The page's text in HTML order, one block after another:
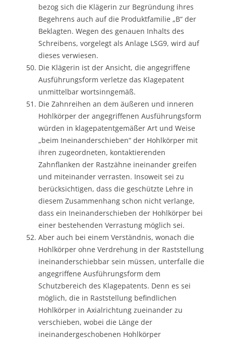
bezog sich die Klägerin zur Begründung ihres
Begehrens auch auf die Produktfamilie „B“ der
Beklagten. Wegen des genauen Inhalts des
Schreibens, vorgelegt als Anlage LSG9, wird auf
dieses verwiesen.
Die Klägerin ist der Ansicht, die angegriffene
Ausführungsform verletze das Klagepatent
unmittelbar wortsinngemäß.
Die Zahnreihen an dem äußeren und inneren
Hohlkörper der angegriffenen Ausführungsform
würden in klagepatentgemäßer Art und Weise
„beim Ineinanderschieben“ der Hohlkörper mit
ihren zugeordneten, kontaktierenden
Zahnflanken der Rastzähne ineinander greifen
und miteinander verrasten. Insoweit sei zu
berücksichtigen, dass die geschützte Lehre in
diesem Zusammenhang schon nicht verlange,
dass ein Ineinanderschieben der Hohlkörper bei
einer bestehenden Verrastung möglich sei.
Aber auch bei einem Verständnis, wonach die
Hohlkörper ohne Verdrehung in der Raststellung
ineinanderschiebbar sein müssen, unterfalle die
angegriffene Ausführungsform dem
Schutzbereich des Klagepatents. Denn es sei
möglich, die in Raststellung befindlichen
Hohlkörper in Axialrichtung zueinander zu
verschieben, wobei die Länge der
ineinandergeschobenen Hohlkörper